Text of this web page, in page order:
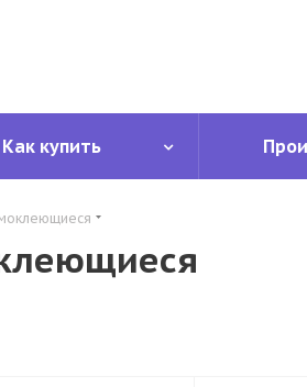
Как купить